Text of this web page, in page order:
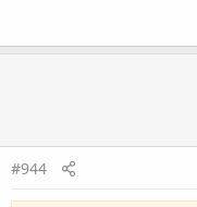
#944